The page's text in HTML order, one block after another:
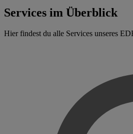
Services im Überblick
Hier findest du alle Services unseres